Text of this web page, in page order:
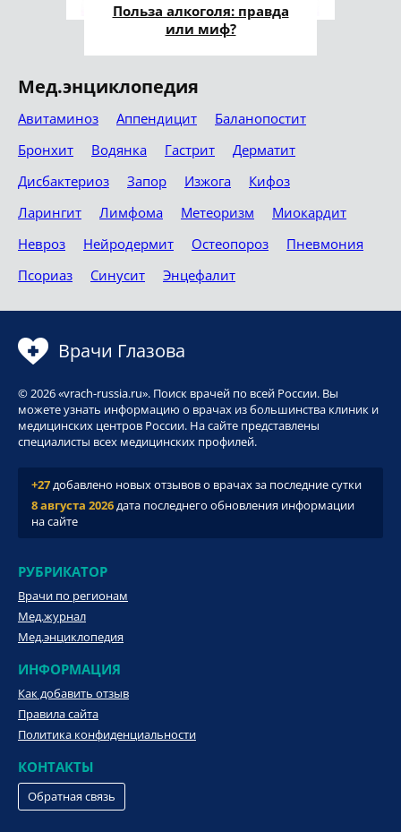
Польза алкоголя: правда
или миф?
Мед.энциклопедия
Авитаминоз Аппендицит
Баланопостит
Бронхит
Водянка Гастрит
Дерматит
Дисбактериоз
Запор Изжога
Кифоз
Ларингит
Лимфома Метеоризм
Миокардит
Невроз
Нейродермит Остеопороз
Пневмония
Псориаз
Синусит Энцефалит
Врачи Глазова
© 2026 «vrach-russia.ru». Поиск врачей по всей России. Вы
можете узнать информацию о врачах из большинства клиник и
медицинских центров России. На сайте представлены
специалисты всех медицинских профилей.
+27добавлено новых отзывов о врачах за последние сутки
8 августа 2026дата последнего обновления информации
на сайте
РУБРИКАТОР
Врачи по регионам
Мед.журнал
Мед.энциклопедия
ИНФОРМАЦИЯ
Как добавить отзыв
Правила сайта
Политика конфиденциальности
КОНТАКТЫ
Обратная связь